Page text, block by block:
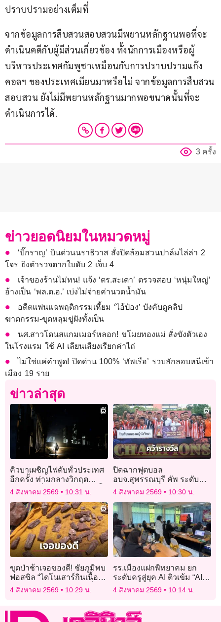
ปราบปรามอย่างเต็มที่
จากข้อมูลการสืบสวนสอบสวนมีพยานหลักฐานพอที่จะ
ดำเนินคดีกับผู้มีส่วนเกี่ยวข้อง ทั้งนักการเมืองหรือผู้
บริหารประเทศกัมพูชาเหมือนกับการปราบปรามแก๊ง
คอลฯ ของประเทศเมียนมาหรือไม่ จากข้อมูลการสืบสวน
สอบสวน ยังไม่มีพยานหลักฐานมากพอขนาดนั้นที่จะ
ดำเนินการได้.
3 ครั้ง
ข่าวยอดนิยมในหมวดหมู่
‘บิ๊กราญ’ บินด่วนนราธิวาส สั่งปิดล้อมสวนปาล์มไล่ล่า 2
โจร ยิงตำรวจตากใบดับ 2 เจ็บ 4
เจ้าของร้านไม่ทน! แจ้ง ‘ตร.สะเดา’ ตรวจสอบ ‘หนุ่มใหญ่’
อ้างเป็น ‘พล.ต.อ.’ เบ่งไม่จ่ายค่านวดน้ำมัน
อดีตแฟนแฉพฤติกรรมเหี้ยม ‘ไอ้ป๋อง’ บังคับดูคลิป
ฆาตกรรม-ขุดหลุมขู่ฝังทั้งเป็น
นศ.สาวโดนสแกมเมอร์หลอก! ขโมยทองแม่ สั่งขังตัวเอง
ในโรงแรม ใช้ AI เลียนเสียงเรียกค่าไถ่
ไม่ใช่แค่คำพูด! ปิดด่าน 100% ‘ทัพเรือ’ รวบลักลอบหนีเข้า
เมือง 19 ราย
ข่าวล่าสุด
คิวบาเผชิญไฟดับทั่วประเทศ
อีกครั้ง ท่ามกลางวิกฤต
พลังงานที่ทวีความรุนแรงขึ้น
4 สิงหาคม 2569 10:31 น.
ปิดฉากฟุตบอล
อบจ.สุพรรณบุรี คัพ ระดับ
มัธยมฯ รร.หนองผักนาก คว้า
4 สิงหาคม 2569 10:30 น.
ขุดป่าช้าเจอของดี! ชัยภูมิพบ
ฟอสซิล “ไดโนเสาร์กินเนื้อมี
แผงหลัง” 130 ล้านปี ตัวที่ 4
4 สิงหาคม 2569 10:29 น.
รร.เมืองแฝกพิทยาคม ยก
ระดับครูสู่ยุค AI ติวเข้ม “AI
for Teachers” พัฒนาการ
4 สิงหาคม 2569 10:14 น.